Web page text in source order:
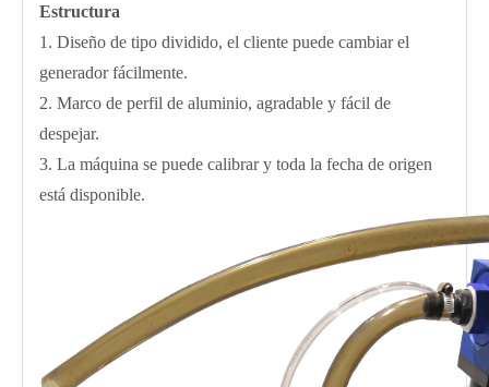
Estructura
1. Diseño de tipo dividido, el cliente puede cambiar el
generador fácilmente.
2. Marco de perfil de aluminio, agradable y fácil de
despejar.
3. La máquina se puede calibrar y toda la fecha de origen
está disponible.